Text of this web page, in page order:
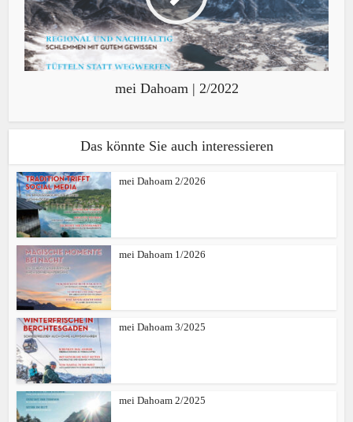
mei Dahoam | 2/2022
Das könnte Sie auch interessieren
mei Dahoam 2/2026
mei Dahoam 1/2026
mei Dahoam 3/2025
mei Dahoam 2/2025